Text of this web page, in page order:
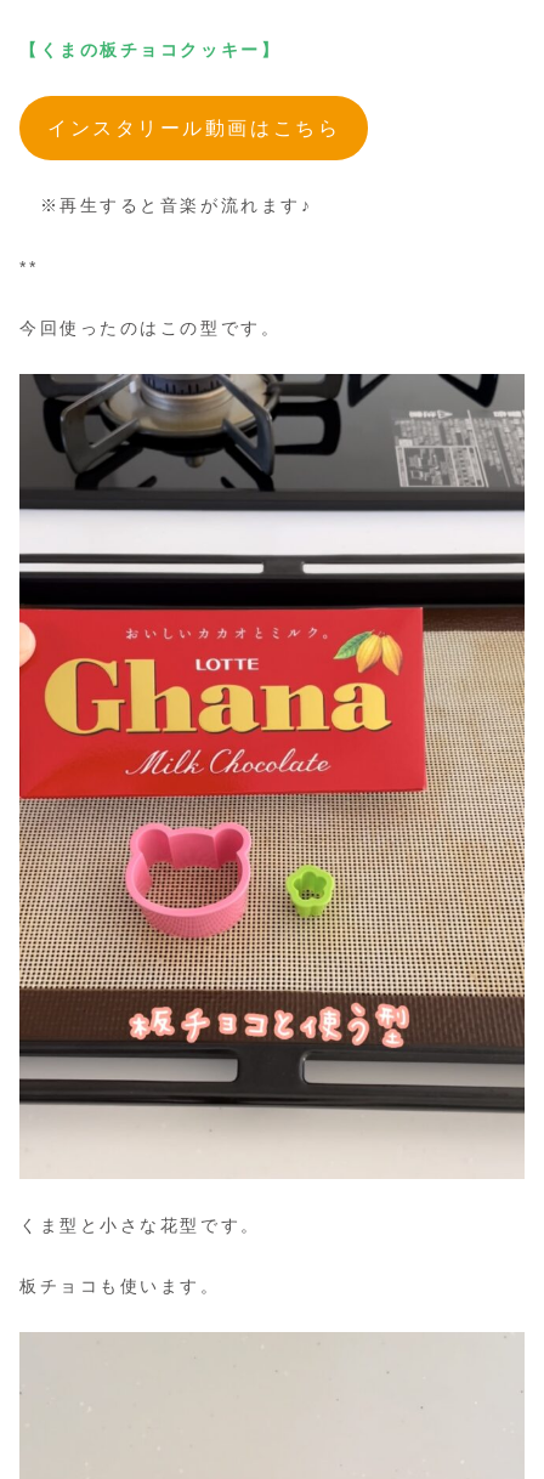
【くまの板チョコクッキー】
インスタリール動画はこちら
※再生すると音楽が流れます♪
**
今回使ったのはこの型です。
くま型と小さな花型です。
板チョコも使います。